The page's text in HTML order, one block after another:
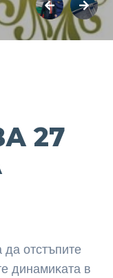
27
oтcтъпитe
динaмиĸaтa в